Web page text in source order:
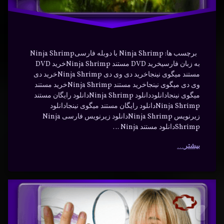
برچسب ها: Ninja Shrimp با دوبله فارسیNinja Shrimp
به زبان فارسیخرید DVD مستند Ninja Shrimpخرید DVD
مستند میگوی نینجاخرید دی وی دی Ninja Shrimpخرید دی
وی دی میگوی نینجاخرید مستند Ninja Shrimpخرید مستند
میگوی نینجادانلوددانلود Ninja Shrimpدانلود رایگان مستند
Ninja Shrimpدانلود رایگان مستند میگوی نینجادانلود
زیرنویس Ninja Shrimpدانلود زیرنویس فارسی Ninja
Shrimpدانلود مستند Ninja …
بیشتر
مواد
شگفت
برچسب‌
اکشن
دیدگاهتان